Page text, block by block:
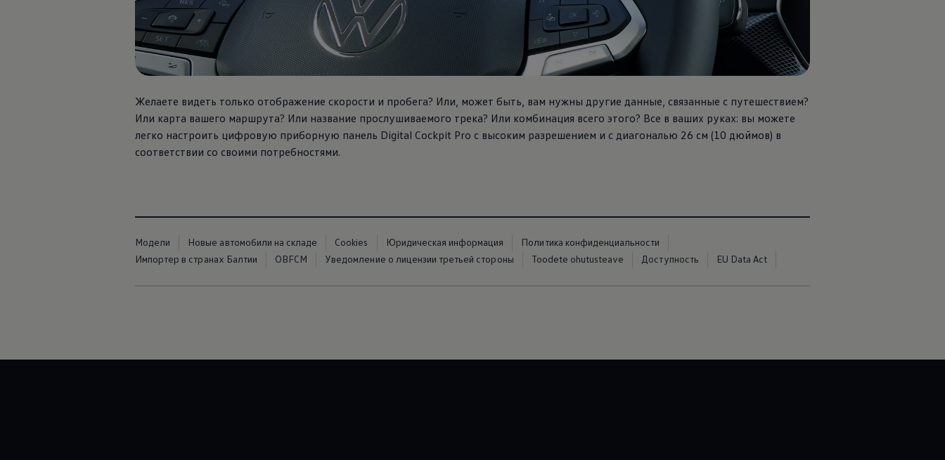
Отзыв подушек Takata по соображениям безопасности
Желаете видеть только отображение скорости и пробега? Или, может быть, вам нужны другие данные, связанные с путешествием?
Или карта вашего маршрута? Или название прослушиваемого трека? Или комбинация всего этого? Все в ваших руках: вы можете
легко настроить цифровую приборную панель Digital Cockpit Pro с высоким разрешением и с диагональю 26 см (10 дюймов) в
соответствии со своими потребностями.
Модели Новые автомобили на складе Cookies Юридическая информация
Политика конфиденциальности
Импортер в странах Балтии
OBFCM Уведомление о лицензии третьей стороны Toodete ohutusteave Доступность EU Data Act